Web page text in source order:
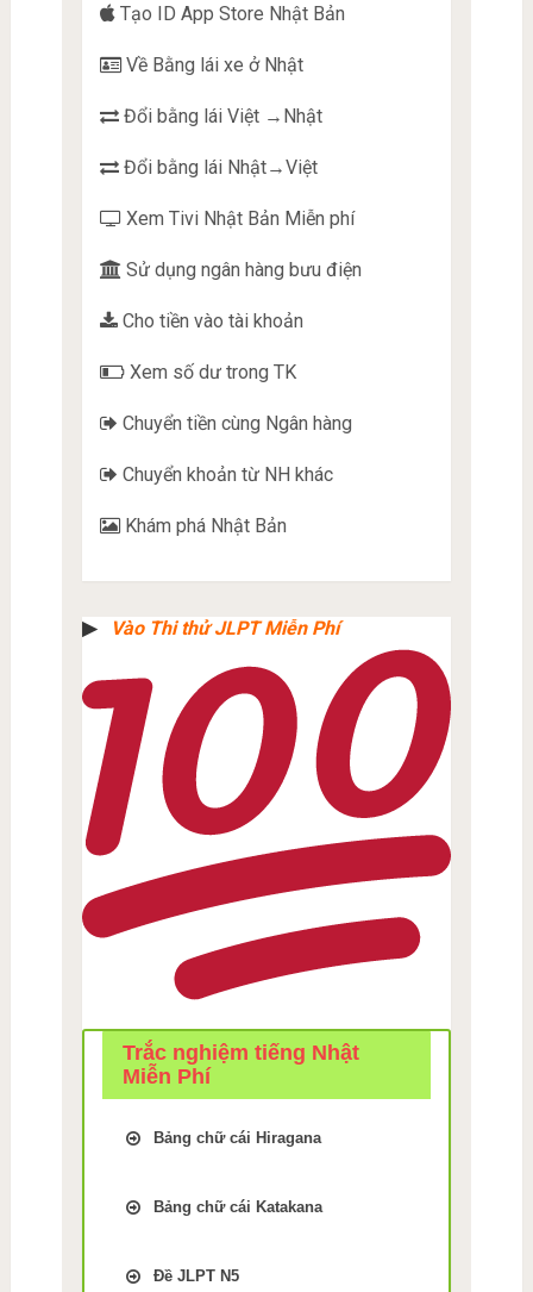
Tạo ID App Store Nhật Bản
Về Bằng lái xe ở Nhật
Đổi bằng lái Việt →Nhật
Đổi bằng lái Nhật→Việt
Xem Tivi Nhật Bản Miễn phí
Sử dụng ngân hàng bưu điện
Cho tiền vào tài khoản
Xem số dư trong TK
Chuyển tiền cùng Ngân hàng
Chuyển khoản từ NH khác
Khám phá Nhật Bản
▶︎ Vào Thi thử JLPT Miễn Phí
Trắc nghiệm tiếng Nhật
Miễn Phí
Bảng chữ cái Hiragana
bảng chữ cái Tiếng Nhật
hiragana Bài 1
bảng chữ cái Tiếng Nhật
Bảng chữ cái Katakana
Katakana Bài 9
Đề JLPT N5